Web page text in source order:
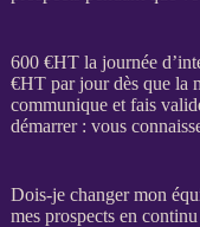
600 €HTla journée
€HTpar jour dès que la
communique et fais
démarrer : vous
Dois-je changer mon
mes prospects en